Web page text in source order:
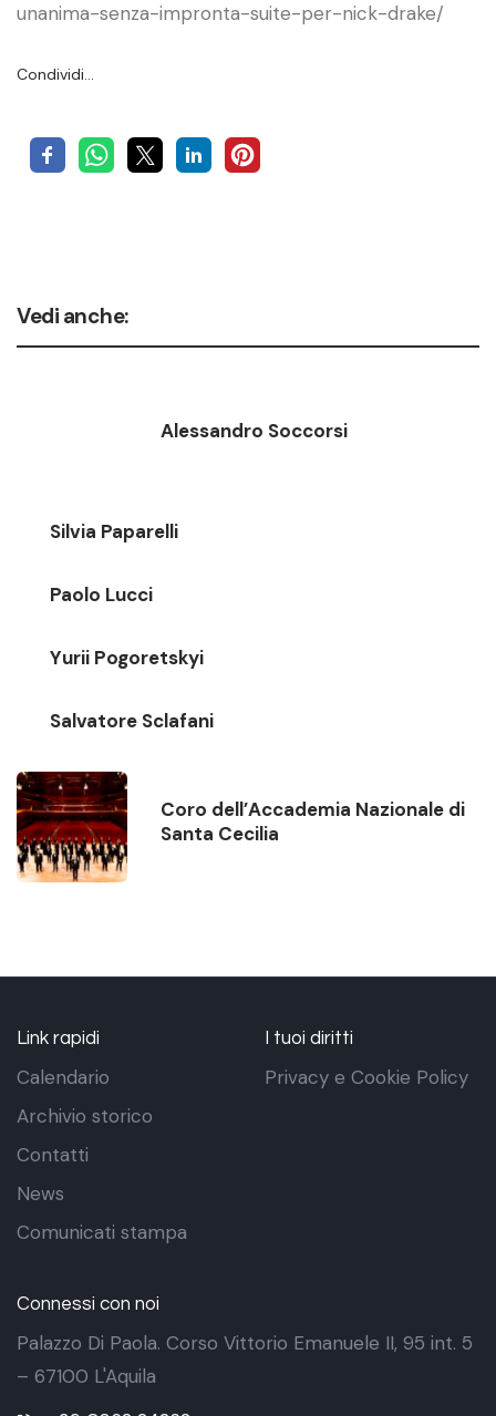
unanima-senza-impronta-suite-per-nick-drake/
Condividi…
Vedi anche:
Alessandro Soccorsi
Silvia Paparelli
Paolo Lucci
Yurii Pogoretskyi
Salvatore Sclafani
Coro dell’Accademia Nazionale di
Santa Cecilia
Link rapidi
Calendario
Archivio storico
Contatti
News
Comunicati stampa
I tuoi diritti
Privacy e Cookie Policy
Connessi con noi
Palazzo Di Paola. Corso Vittorio Emanuele II, 95 int. 5
– 67100 L'Aquila